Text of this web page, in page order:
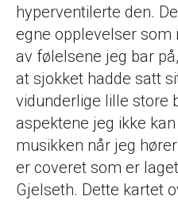
hyperventilerte den.
egne opplevelser som
av følelsene jeg bar
at sjokket hadde satt
vidunderlige lille store
aspektene jeg ikke
musikken når jeg
er coveret som er
Gjelseth. Dette kartet